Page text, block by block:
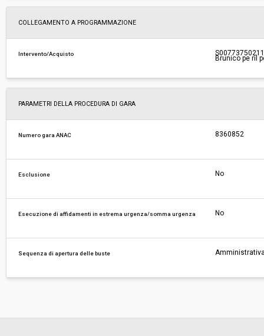
COLLEGAMENTO A PROGRAMMAZIONE
Intervento/Acquisto
Brunico pe ril
PARAMETRI DELLA PROCEDURA DI GARA
Numero gara ANAC 8360852
Esclusione No
Esecuzione di affidamenti in estrema urgenza/somma urgenza No
Sequenza di apertura delle buste